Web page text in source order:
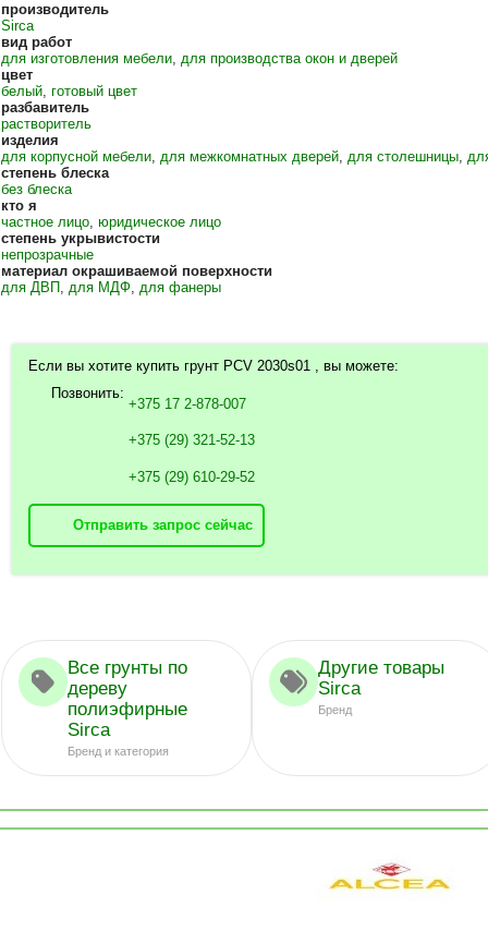
производитель
Sirca
вид работ
для изготовления мебели, для производства окон и дверей
цвет
белый, готовый цвет
разбавитель
растворитель
изделия
для корпусной мебели, для межкомнатных дверей, для столешницы,
степень блеска
без блеска
кто я
частное лицо, юридическое лицо
степень укрывистости
непрозрачные
материал окрашиваемой поверхности
для ДВП , для МДФ, для фанеры
Если вы хотите купить грунт PCV 2030s01 , вы можете:
Позвонить:
+375 17 2-878-007
+375 (29) 321-52-13
+375 (29) 610-29-52
Отправить запрос сейчас
Все грунты по
дереву
полиэфирные
Sirca
Бренд и категория
Другие товары
Sirca
Бренд